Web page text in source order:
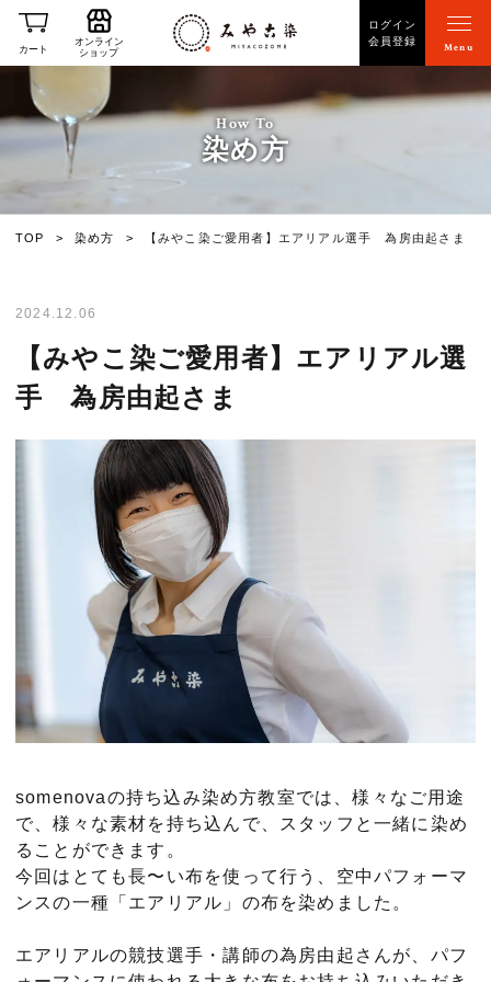
カート
オンライン
ショップ
ログイン
会員登録
Menu
How To
染め方
TOP 染め方 【みやこ染ご愛用者】エアリアル選手 為房由起さま
2024.12.06
【みやこ染ご愛用者】エアリアル選
手 為房由起さま
somenovaの持ち込み染め方教室では、様々なご用途
で、様々な素材を持ち込んで、スタッフと一緒に染め
ることができます。
今回はとても長〜い布を使って行う、空中パフォーマ
ンスの一種「エアリアル」の布を染めました。
エアリアルの競技選手・講師の為房由起さんが、パフ